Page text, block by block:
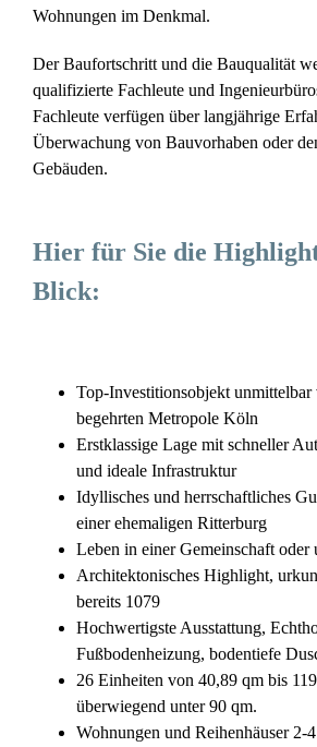
Wohnungen im Denkmal.
Der Baufortschritt und die Bauqualität
qualifizierte Fachleute und
Fachleute verfügen über langjährige
Überwachung von Bauvorhaben oder
Gebäuden.
Hier für Sie die
Blick:
Top-Investitionsobjekt unmittelbar
begehrten Metropole Köln
Erstklassige Lage mit schneller
und ideale Infrastruktur
Idyllisches und herrschaftliches
einer ehemaligen Ritterburg
Leben in einer Gemeinschaft oder
Architektonisches Highlight,
bereits 1079
Hochwertigste Ausstattung,
Fußbodenheizung, bodentiefe
26 Einheiten von 40,89 qm bis
überwiegend unter 90 qm.
Wohnungen und Reihenhäuser 2-